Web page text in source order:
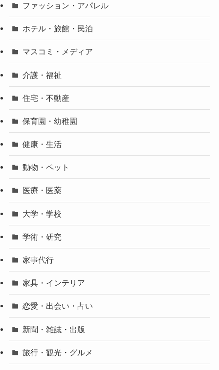
ファッション・アパレル
ホテル・旅館・民泊
マスコミ・メディア
介護・福祉
住宅・不動産
保育園・幼稚園
健康・生活
動物・ペット
医療・医薬
大学・学校
学術・研究
家事代行
家具・インテリア
恋愛・出会い・占い
新聞・雑誌・出版
旅行・観光・グルメ